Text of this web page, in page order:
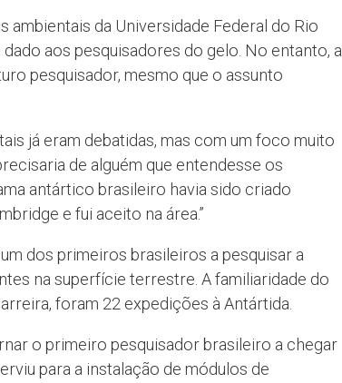
da Universidade Federal do Rio
aos pesquisadores do gelo. No entanto, a
pesquisador, mesmo que o assunto
já eram debatidas, mas com um foco muito
de alguém que entendesse os
antártico brasileiro havia sido criado
e fui aceito na área.”
dos primeiros brasileiros a pesquisar a
na superfície terrestre. A familiaridade do
foram 22 expedições à Antártida.
o primeiro pesquisador brasileiro a chegar
para a instalação de módulos de